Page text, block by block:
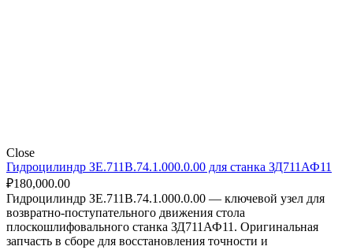
Close
Гидроцилиндр ЗЕ.711В.74.1.000.0.00 для станка ЗД711АФ11
₽180,000.00
Гидроцилиндр ЗЕ.711В.74.1.000.0.00 — ключевой узел для
возвратно-поступательного движения стола
плоскошлифовального станка ЗД711АФ11. Оригинальная
запчасть в сборе для восстановления точности и